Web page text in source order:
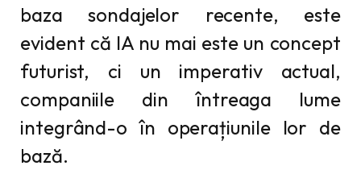
baza sondajelor recente, este
evident că IA nu mai este un concept
futurist, ci un imperativ actual,
companiile din întreaga lume
integrând-o în operațiunile lor de
bază.